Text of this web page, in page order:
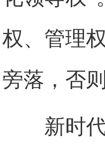
权、管理
旁落，否
新时